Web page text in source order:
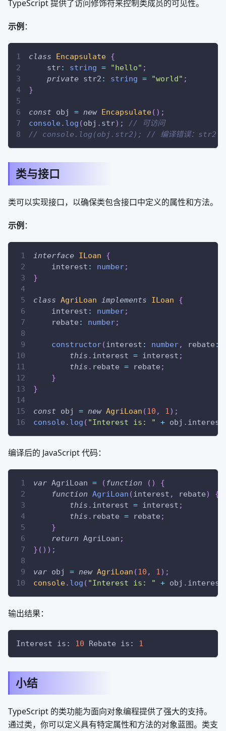
TypeScript 提供了访问修饰符来控制类成员的可见性。
示例：
class Encapsulate {
    str
: string = "hello" ;
private str2 : string = "world" ;
}
const obj = new Encapsulate( ) ;
console. log (obj . str) ;
// 可访问
// console.log(obj.str2); // 编译错误：str2 是
类与接口
类可以实现接口，以确保类包含接口中定义的属性和方法。
示例：
interface ILoan
{
    interest
: number;
}
class AgriLoan implements ILoan
{
    interest
: number;
    rebate
: number;
constructor(interest : number, rebate :
this . interest = interest ;
this . rebate = rebate ;
}
}
const obj = new AgriLoan (10 , 1) ;
console. log ( "Interest is: " + obj .
编译后的 JavaScript 代码：
var AgriLoan = ( function ( )
{
function AgriLoan (interest , rebate)
{
this . interest = interest ;
this . rebate = rebate ;
}
return AgriLoan ;
} ( ) ) ;
var obj = new AgriLoan (10 , 1) ;
console. log ( "Interest is: " + obj . interest
输出结果：
Interest is: 10 Rebate is: 1
小结
TypeScript 的类功能为面向对象编程提供了强大的支持。
通过类，你可以定义具有特定属性和方法的对象蓝图。类支